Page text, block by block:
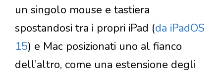
un singolo mouse e tastiera
spostandosi tra i propri iPad (da iPadOS
15) e Mac posizionati uno al fianco
dell’altro, come una estensione degli